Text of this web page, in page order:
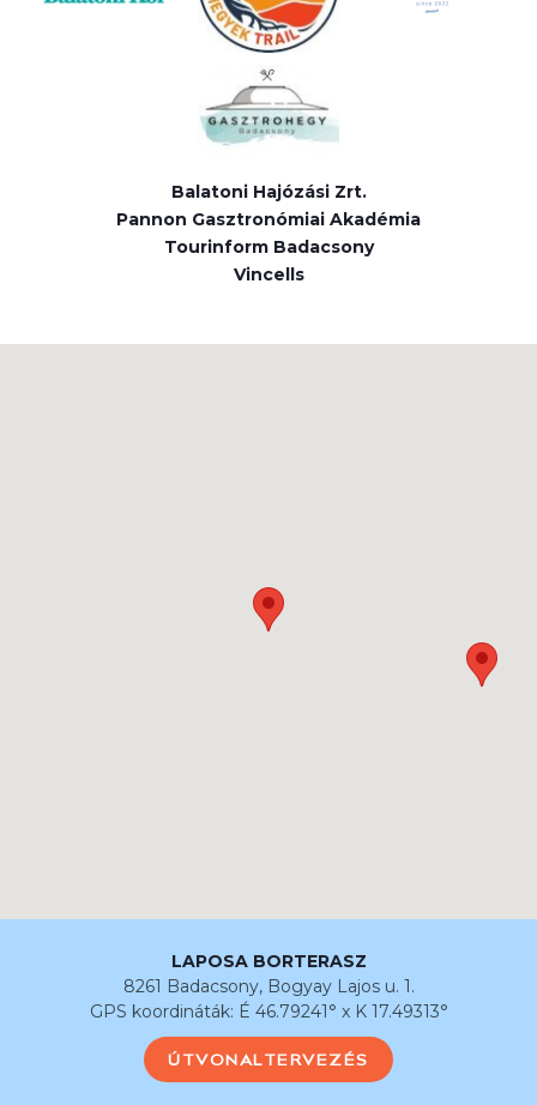
Balatoni Hajózási Zrt.
Pannon Gasztronómiai Akadémia
Tourinform Badacsony
Vincells
LAPOSA BORTERASZ
8261 Badacsony, Bogyay Lajos u. 1.
GPS koordináták: É 46.79241° x K 17.49313°
ÚTVONALTERVEZÉS